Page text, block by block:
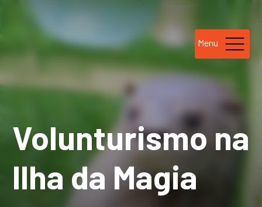
Menu
Volunturismo na
Ilha da Magia